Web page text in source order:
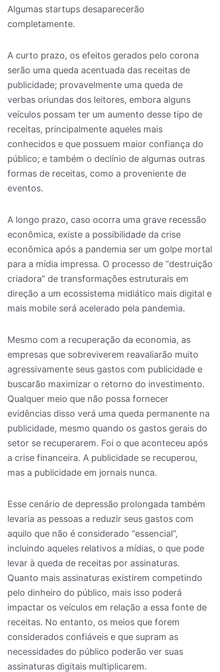
Algumas startups desaparecerão
completamente.
A curto prazo, os efeitos gerados pelo corona
serão uma queda acentuada das receitas de
publicidade; provavelmente uma queda de
verbas oriundas dos leitores, embora alguns
veículos possam ter um aumento desse tipo de
receitas, principalmente aqueles mais
conhecidos e que possuem maior confiança do
público; e também o declínio de algumas outras
formas de receitas, como a proveniente de
eventos.
A longo prazo, caso ocorra uma grave recessão
econômica, existe a possibilidade da crise
econômica após a pandemia ser um golpe mortal
para a mídia impressa. O processo de “destruição
criadora” de transformações estruturais em
direção a um ecossistema midiático mais digital e
mais mobile será acelerado pela pandemia.
Mesmo com a recuperação da economia, as
empresas que sobreviverem reavaliarão muito
agressivamente seus gastos com publicidade e
buscarão maximizar o retorno do investimento.
Qualquer meio que não possa fornecer
evidências disso verá uma queda permanente na
publicidade, mesmo quando os gastos gerais do
setor se recuperarem. Foi o que aconteceu após
a crise financeira. A publicidade se recuperou,
mas a publicidade em jornais nunca.
Esse cenário de depressão prolongada também
levaria as pessoas a reduzir seus gastos com
aquilo que não é considerado “essencial”,
incluindo aqueles relativos a mídias, o que pode
levar à queda de receitas por assinaturas.
Quanto mais assinaturas existirem competindo
pelo dinheiro do público, mais isso poderá
impactar os veículos em relação a essa fonte de
receitas. No entanto, os meios que forem
considerados confiáveis e que supram as
necessidades do público poderão ver suas
assinaturas digitais multiplicarem.